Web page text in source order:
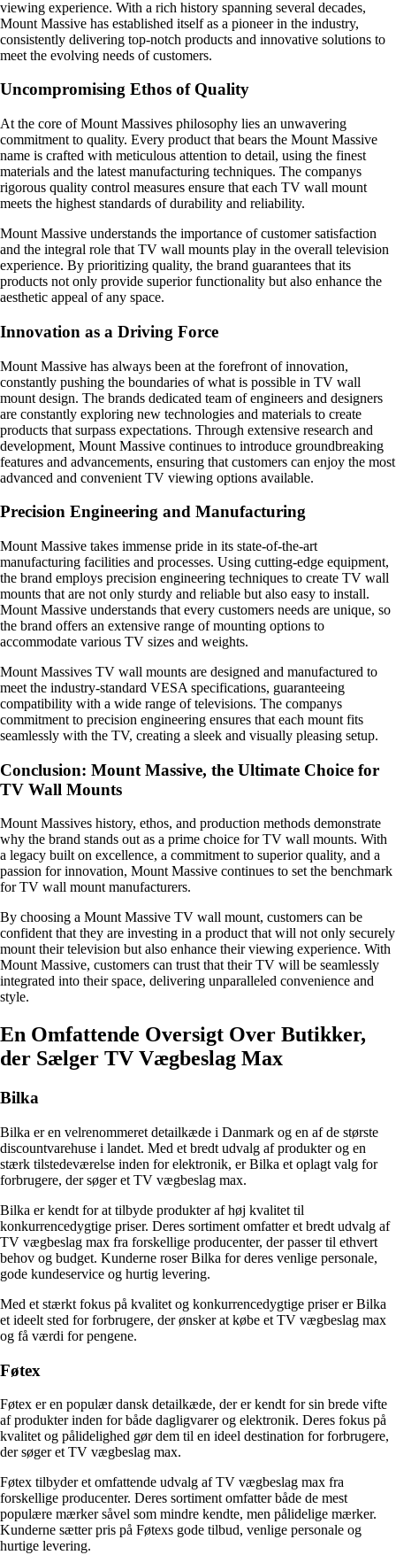
viewing experience. With a rich history spanning several decades,
Mount Massive has established itself as a pioneer in the industry,
consistently delivering top-notch products and innovative solutions to
meet the evolving needs of customers.
Uncompromising Ethos of Quality
At the core of Mount Massives philosophy lies an unwavering
commitment to quality. Every product that bears the Mount Massive
name is crafted with meticulous attention to detail, using the finest
materials and the latest manufacturing techniques. The companys
rigorous quality control measures ensure that each TV wall mount
meets the highest standards of durability and reliability.
Mount Massive understands the importance of customer satisfaction
and the integral role that TV wall mounts play in the overall television
experience. By prioritizing quality, the brand guarantees that its
products not only provide superior functionality but also enhance the
aesthetic appeal of any space.
Innovation as a Driving Force
Mount Massive has always been at the forefront of innovation,
constantly pushing the boundaries of what is possible in TV wall
mount design. The brands dedicated team of engineers and designers
are constantly exploring new technologies and materials to create
products that surpass expectations. Through extensive research and
development, Mount Massive continues to introduce groundbreaking
features and advancements, ensuring that customers can enjoy the most
advanced and convenient TV viewing options available.
Precision Engineering and Manufacturing
Mount Massive takes immense pride in its state-of-the-art
manufacturing facilities and processes. Using cutting-edge equipment,
the brand employs precision engineering techniques to create TV wall
mounts that are not only sturdy and reliable but also easy to install.
Mount Massive understands that every customers needs are unique, so
the brand offers an extensive range of mounting options to
accommodate various TV sizes and weights.
Mount Massives TV wall mounts are designed and manufactured to
meet the industry-standard VESA specifications, guaranteeing
compatibility with a wide range of televisions. The companys
commitment to precision engineering ensures that each mount fits
seamlessly with the TV, creating a sleek and visually pleasing setup.
Conclusion: Mount Massive, the Ultimate Choice for
TV Wall Mounts
Mount Massives history, ethos, and production methods demonstrate
why the brand stands out as a prime choice for TV wall mounts. With
a legacy built on excellence, a commitment to superior quality, and a
passion for innovation, Mount Massive continues to set the benchmark
for TV wall mount manufacturers.
By choosing a Mount Massive TV wall mount, customers can be
confident that they are investing in a product that will not only securely
mount their television but also enhance their viewing experience. With
Mount Massive, customers can trust that their TV will be seamlessly
integrated into their space, delivering unparalleled convenience and
style.
En Omfattende Oversigt Over Butikker,
der Sælger TV Vægbeslag Max
Bilka
Bilka er en velrenommeret detailkæde i Danmark og en af de største
discountvarehuse i landet. Med et bredt udvalg af produkter og en
stærk tilstedeværelse inden for elektronik, er Bilka et oplagt valg for
forbrugere, der søger et TV vægbeslag max.
Bilka er kendt for at tilbyde produkter af høj kvalitet til
konkurrencedygtige priser. Deres sortiment omfatter et bredt udvalg af
TV vægbeslag max fra forskellige producenter, der passer til ethvert
behov og budget. Kunderne roser Bilka for deres venlige personale,
gode kundeservice og hurtig levering.
Med et stærkt fokus på kvalitet og konkurrencedygtige priser er Bilka
et ideelt sted for forbrugere, der ønsker at købe et TV vægbeslag max
og få værdi for pengene.
Føtex
Føtex er en populær dansk detailkæde, der er kendt for sin brede vifte
af produkter inden for både dagligvarer og elektronik. Deres fokus på
kvalitet og pålidelighed gør dem til en ideel destination for forbrugere,
der søger et TV vægbeslag max.
Føtex tilbyder et omfattende udvalg af TV vægbeslag max fra
forskellige producenter. Deres sortiment omfatter både de mest
populære mærker såvel som mindre kendte, men pålidelige mærker.
Kunderne sætter pris på Føtexs gode tilbud, venlige personale og
hurtige levering.